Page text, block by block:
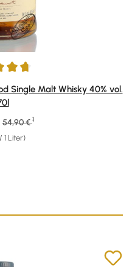
4.86 von 5 Sternen
Single Malt Whisky 40% vol.
1 Liter)
Verkaufspreis:
Regulärer Preis:
54,90 € 1